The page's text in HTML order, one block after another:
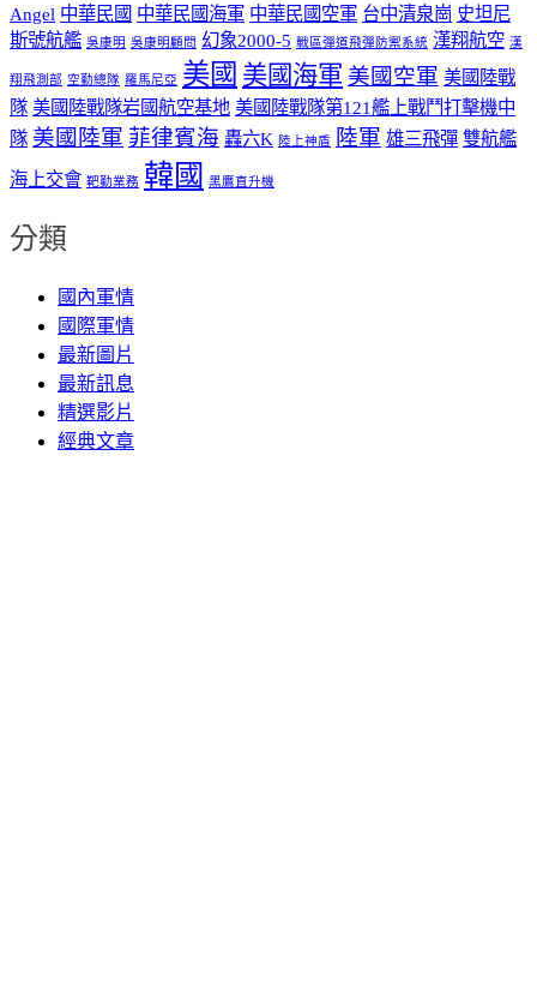
Angel 中華民國 中華民國海軍 中華民國空軍 台中清泉崗 史坦尼
斯號航艦 吳康明 吳康明顧問 幻象2000-5 戰區彈道飛彈防禦系統 漢翔航空 漢
翔飛測部 空勤總隊 羅馬尼亞 美國 美國海軍 美國空軍 美國陸戰
隊 美國陸戰隊岩國航空基地 美國陸戰隊第121艦上戰鬥打擊機中
隊 美國陸軍 菲律賓海 轟六K 陸上神盾 陸軍 雄三飛彈 雙航艦
海上交會 靶勤業務 韓國 黑鷹直升機
分類
國內軍情
國際軍情
最新圖片
最新訊息
精選影片
經典文章